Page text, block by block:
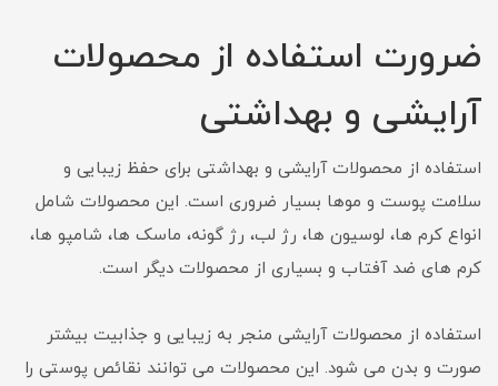
ضرورت استفاده از محصولات
آرایشی و بهداشتی
استفاده از محصولات آرایشی و بهداشتی برای حفظ زیبایی و
سلامت پوست و موها بسیار ضروری است. این محصولات شامل
انواع کرم ها، لوسیون ها، رژ لب، رژ گونه، ماسک ها، شامپو ها،
کرم های ضد آفتاب و بسیاری از محصولات دیگر است.
استفاده از محصولات آرایشی منجر به زیبایی و جذابیت بیشتر
صورت و بدن می شود. این محصولات می توانند نقائص پوستی را